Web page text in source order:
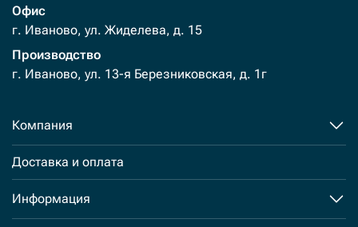
Офис
г. Иваново, ул. Жиделева, д. 15
Производство
г. Иваново, ул. 13-я Березниковская, д. 1г
Компания
Доставка и оплата
Информация